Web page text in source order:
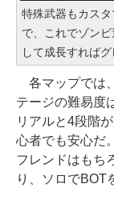
特殊武器もカス
で、これでゾン
して成長すれば
各マップでは
テージの難易度
リアルと4段階
心者でも安心だ
フレンドはもち
り、ソロでBOT